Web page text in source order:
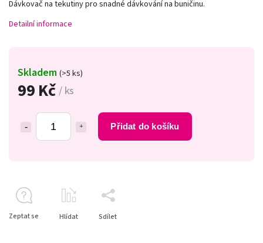
99 Kč/ ks
Přidat do košíku
Skladem (>5 ks)
Dávkovač na tekutiny pro snadné dávkování na buničinu.
Detailní informace
Zeptat se Hlídat Sdílet